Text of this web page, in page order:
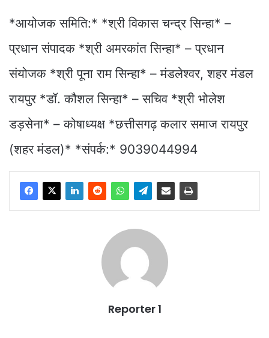
*आयोजक समिति:* *श्री विकास चन्द्र सिन्हा* –
प्रधान संपादक *श्री अमरकांत सिन्हा* – प्रधान
संयोजक *श्री पूना राम सिन्हा* – मंडलेश्वर, शहर मंडल
रायपुर *डॉ. कौशल सिन्हा* – सचिव *श्री भोलेश
डड़सेना* – कोषाध्यक्ष *छत्तीसगढ़ कलार समाज रायपुर
(शहर मंडल)* *संपर्क:* 9039044994
Reporter 1